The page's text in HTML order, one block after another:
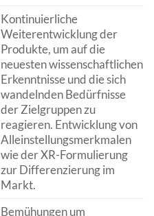
Kontinuierliche
Weiterentwicklung der
Produkte, um auf die
neuesten wissenschaftlichen
Erkenntnisse und die sich
wandelnden Bedürfnisse
der Zielgruppen zu
reagieren. Entwicklung von
Alleinstellungsmerkmalen
wie der XR-Formulierung
zur Differenzierung im
Markt.
Bemühungen um